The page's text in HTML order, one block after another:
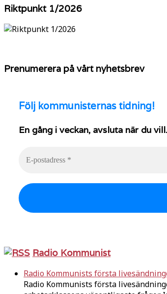
Riktpunkt 1/2026
Prenumerera på vårt nyhetsbrev
Följ kommunisternas tidning!
En gång i veckan, avsluta när du vill.
Radio Kommunist
Radio Kommunists första
Radio Kommunists första